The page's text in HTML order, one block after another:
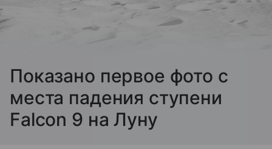
Показано первое фото с
места падения ступени
Falcon 9 на Луну